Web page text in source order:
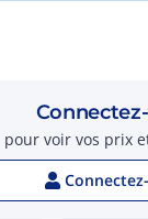
pour voir vos prix